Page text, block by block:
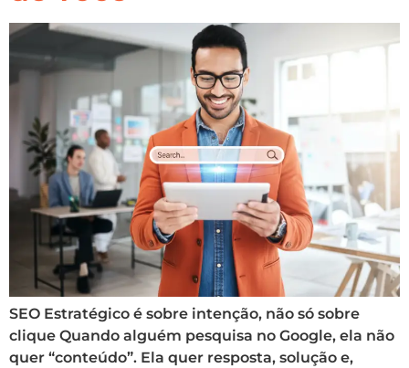
SEO Estratégico é sobre intenção, não só sobre
clique Quando alguém pesquisa no Google, ela não
quer “conteúdo”. Ela quer resposta, solução e,